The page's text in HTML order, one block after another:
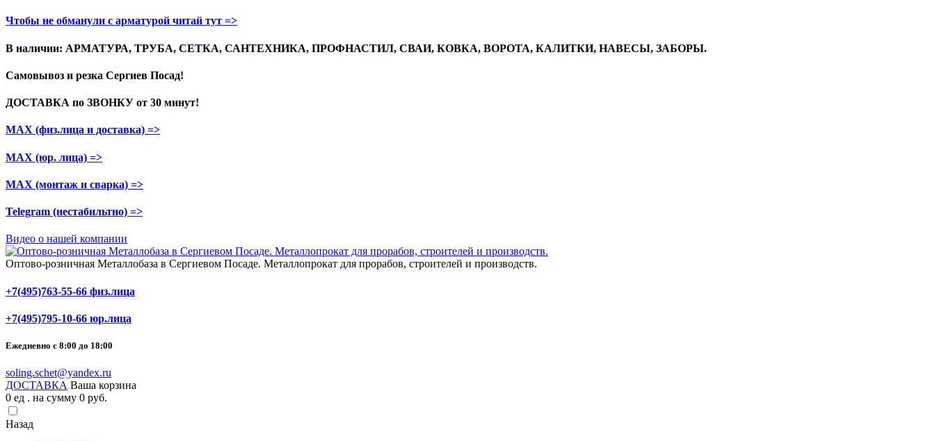
Чтобы не обманули с арматурой читай тут =>
В наличии: АРМАТУРА, ТРУБА, СЕТКА, САНТЕХНИКА, ПРОФНАСТИЛ, СВАИ, КОВКА, ВОРОТА, КАЛИТКИ, НАВЕСЫ, ЗАБОРЫ.
Самовывоз и резка Сергиев Посад!
ДОСТАВКА по ЗВОНКУ от 30 минут!
МАХ (физ.лица и доставка) =>
МАХ (юр. лица) =>
МАХ (монтаж и сварка) =>
Telegram (нестабильтно) =>
Видео о нашей компании
Оптово-розничная Металлобаза в Сергиевом Посаде. Металлопрокат для прорабов, строителей и производств.
+7(495)763-55-66 физ.лица
+7(495)795-10-66 юр.лица
Ежедневно с 8:00 до 18:00
soling.schet@yandex.ru
ДОСТАВКА Ваша корзина
0 ед . на сумму 0 pуб.
Назад